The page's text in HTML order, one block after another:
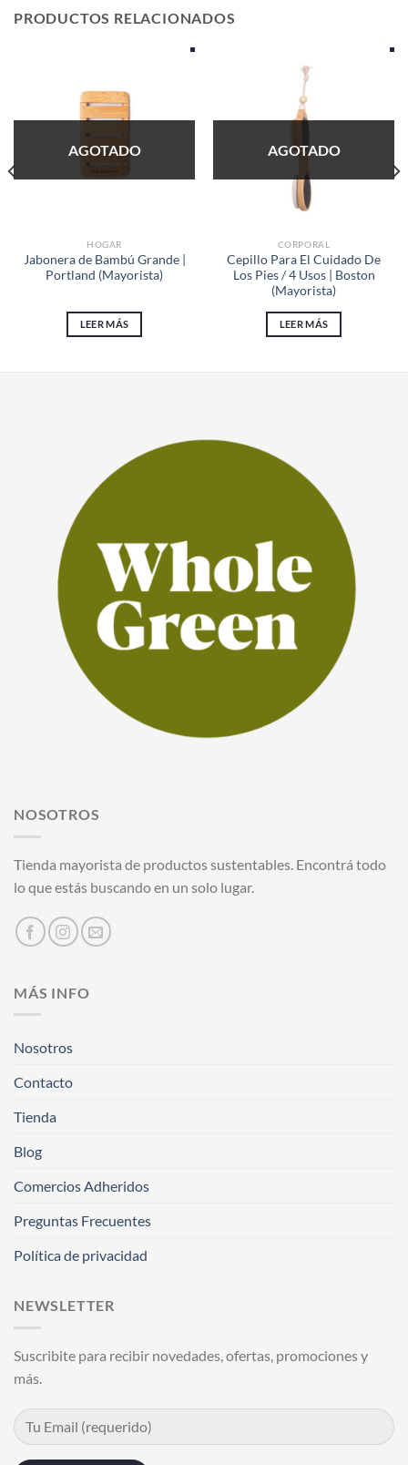
PRODUCTOS RELACIONADOS
AGOTADO
HOGAR
Jabonera de Bambú Grande |
Portland (Mayorista)
LEER MÁS
AGOTADO
CORPORAL
Cepillo Para El Cuidado De
Los Pies / 4 Usos | Boston
(Mayorista)
LEER MÁS
NOSOTROS
Tienda mayorista de productos sustentables. Encontrá todo
lo que estás buscando en un solo lugar.
MÁS INFO
Nosotros
Contacto
Tienda
Blog
Comercios Adheridos
Preguntas Frecuentes
Política de privacidad
NEWSLETTER
Suscribite para recibir novedades, ofertas, promociones y
más.